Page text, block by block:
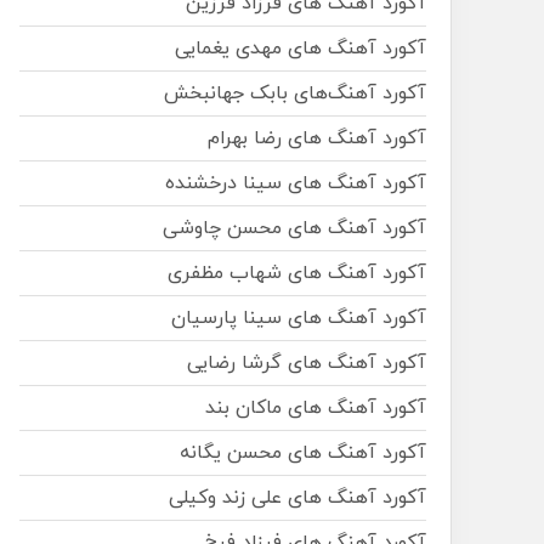
آکورد آهنگ های مهدی یغمایی
آکورد آهنگ‌های بابک جهانبخش
آکورد آهنگ های رضا بهرام
آکورد آهنگ های سینا درخشنده
آکورد آهنگ های محسن چاوشی
آکورد آهنگ های شهاب مظفری
آکورد آهنگ های سینا پارسیان
آکورد آهنگ های گرشا رضایی
آکورد آهنگ های ماکان بند
آکورد آهنگ های محسن یگانه
آکورد آهنگ های علی زند وکیلی